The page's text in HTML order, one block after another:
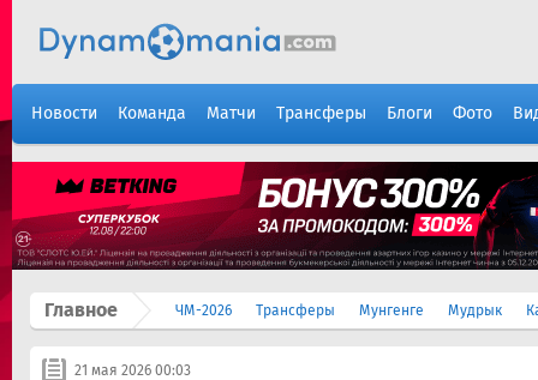
Новости Команда Матчи Трансферы Блоги Фото
Главное ЧМ-2026 Трансферы Мунгенге Мудрык
21 мая 2026 00:03